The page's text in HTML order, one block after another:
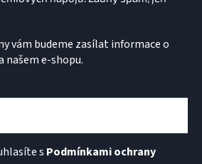
vám budeme zasílat informace o
našem e-shopu.
s Podmínkami ochrany